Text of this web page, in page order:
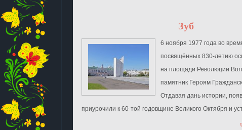
Зуб
6 ноября 1977 года во
посвящённых 830-летию
на площади Революции
памятник Героям
Отдавая дань истории,
приурочили к 60-той годовщине Великого Октября и